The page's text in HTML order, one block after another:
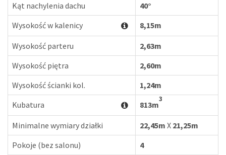
Kąt nachylenia dachu
40°
Wysokość w kalenicy
8,15m
Wysokość parteru
2,63m
Wysokość piętra
2,60m
Wysokość ścianki kol.
1,24m
Kubatura
813m
3
Minimalne wymiary działki 22,45m X 21,25m
Pokoje (bez salonu)
4